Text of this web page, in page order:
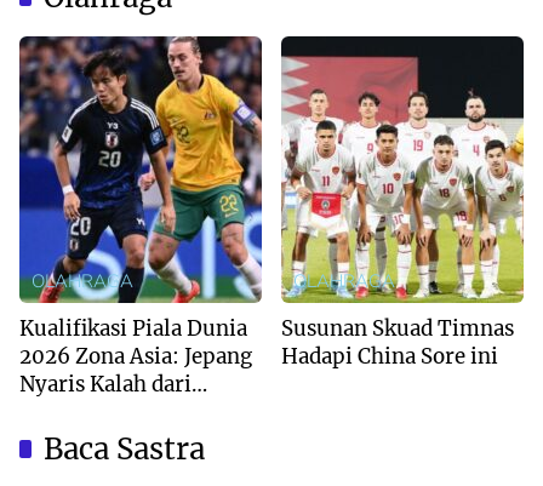
OLAHRAGA
Kualifikasi Piala Dunia
2026 Zona Asia: Jepang
Nyaris Kalah dari
OLAHRAGA
Susunan Skuad Timnas
Hadapi China Sore ini
Baca Sastra